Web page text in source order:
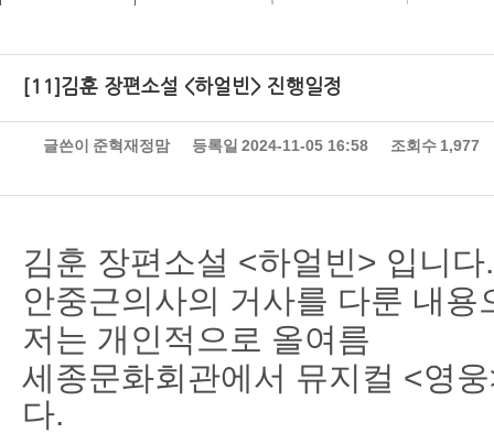
[11]김훈 장편소설 <하얼빈> 진행일정
글쓴이 준혁재정맘 등록일 2024-11-05 16:58 조회수 1,977
김훈 장편소설 <하얼빈> 입니다.
안중근의사의 거사를 다룬 내용
저는 개인적으로 올여름
세종문화회관에서 뮤지컬 <영
다.